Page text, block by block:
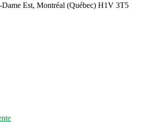
Est, Montréal (Québec) H1V 3T5